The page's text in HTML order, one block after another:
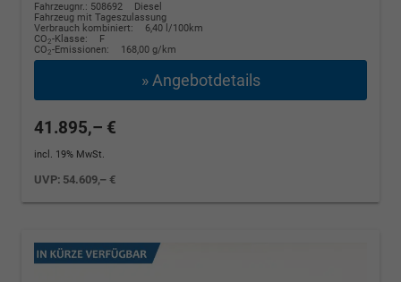
Fahrzeugnr.: 508692
Diesel
Fahrzeug mit Tageszulassung
Verbrauch kombiniert:
6,40 l/100km
CO2-Klasse:
F
CO2-Emissionen: 168,00 g/km
» Angebotdetails
41.895,– €
incl. 19% MwSt.
UVP: 54.609,– €